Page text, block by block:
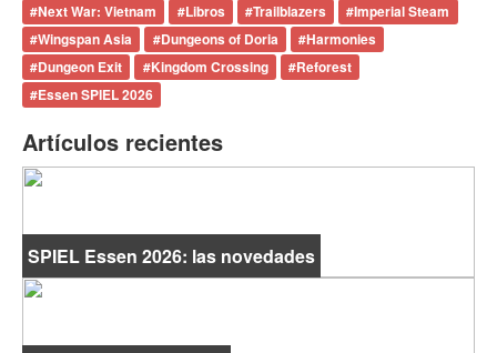
#Next War: Vietnam #Libros #Trailblazers #Imperial Steam
#Wingspan Asia #Dungeons of Doria #Harmonies
#Dungeon Exit #Kingdom Crossing #Reforest
#Essen SPIEL 2026
Artículos recientes
SPIEL Essen 2026: las novedades